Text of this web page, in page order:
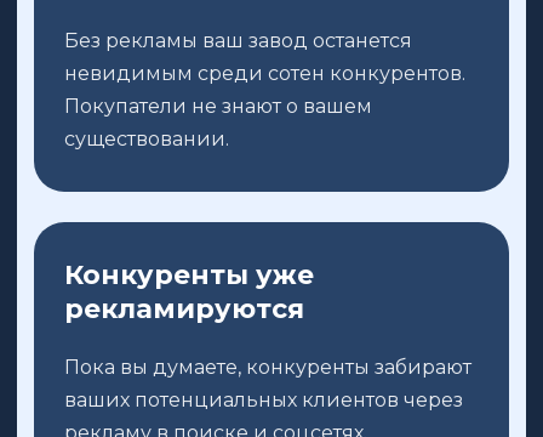
Без рекламы ваш завод останется
невидимым среди сотен конкурентов.
Покупатели не знают о вашем
существовании.
Конкуренты уже
рекламируются
Пока вы думаете, конкуренты забирают
ваших потенциальных клиентов через